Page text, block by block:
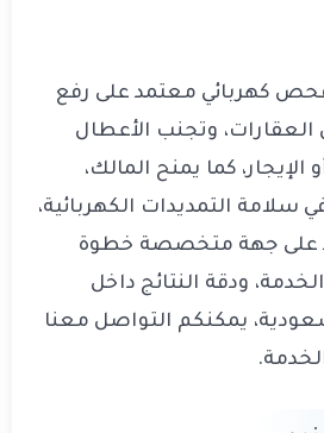
كهربائي معتمد على رفع
وتجنب الأعطال
الإيجار، كما يمنح المالك،
سلامة التمديدات الكهربائية،
على جهة متخصصة خطوة
ودقة النتائج داخل
يمكنكم التواصل معنا